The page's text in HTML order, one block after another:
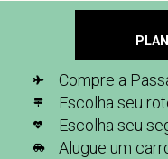
Compre a
Escolha seu
Escolha seu
Alugue um